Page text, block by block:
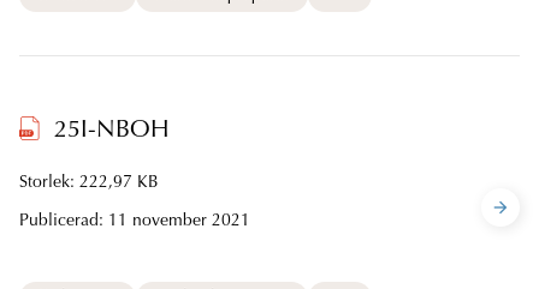
25I-NBOH
Storlek: 222,97 KB
Publicerad: 11 november 2021